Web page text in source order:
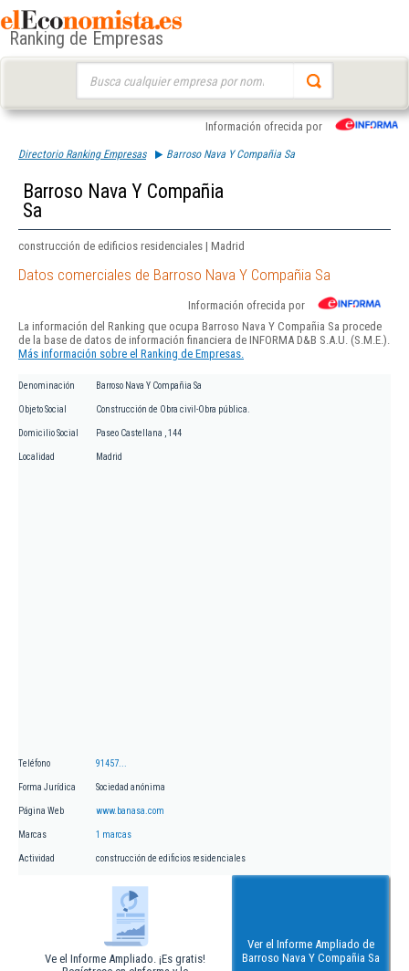
Ranking de Empresas
Información ofrecida por
Directorio Ranking Empresas Barroso Nava Y Compañia Sa
Barroso Nava Y Compañia
Sa
construcción de edificios residenciales | Madrid
Datos comerciales de Barroso Nava Y Compañia Sa
Información ofrecida por
La información del Ranking que ocupa Barroso Nava Y Compañia Sa procede
de la base de datos de información financiera de INFORMA D&B S.A.U. (S.M.E.).
Más información sobre el Ranking de Empresas.
Denominación Barroso Nava Y Compañia Sa
Objeto Social Construcción de Obra civil-Obra pública.
Domicilio Social Paseo Castellana , 144
Localidad Madrid
Teléfono 91457...
Forma Jurídica Sociedad anónima
Página Web www.banasa.com
Marcas 1 marcas
Actividad construcción de edificios residenciales
Ve el Informe Ampliado. ¡Es gratis!
Ver el Informe Ampliado de
Barroso Nava Y Compañia Sa